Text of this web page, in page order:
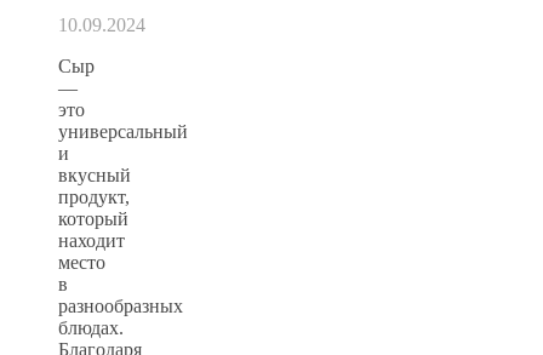
10.09.2024
Сыр
—
это
универсальный
и
вкусный
продукт,
который
находит
место
в
разнообразных
блюдах.
Благодаря